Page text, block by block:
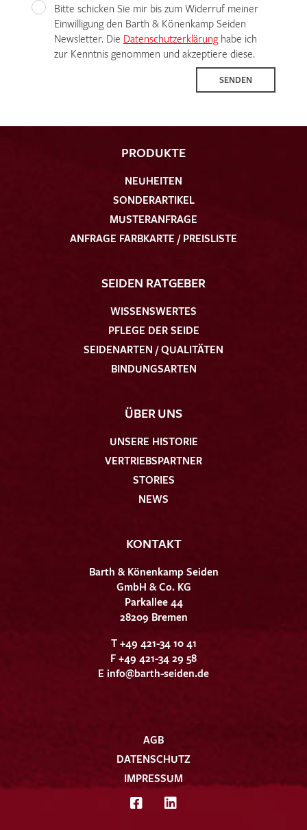
Bitte schicken Sie mir bis zum Widerruf meiner
Einwilligung den Barth & Könenkamp Seiden
Newsletter. Die Datenschutzerklärunghabe ich
zur Kenntnis genommen und akzeptiere diese.
SENDEN
PRODUKTE
NEUHEITEN
SONDERARTIKEL
MUSTERANFRAGE
ANFRAGE FARBKARTE / PREISLISTE
SEIDEN RATGEBER
WISSENSWERTES
PFLEGE DER SEIDE
SEIDENARTEN / QUALITÄTEN
BINDUNGSARTEN
ÜBER UNS
UNSERE HISTORIE
VERTRIEBSPARTNER
STORIES
NEWS
KONTAKT
Barth & Könenkamp Seiden
GmbH & Co. KG
Parkallee 44
28209 Bremen
T +49 421-34 10 41
F +49 421-34 29 58
E info@barth-seiden.de
AGB
DATENSCHUTZ
IMPRESSUM